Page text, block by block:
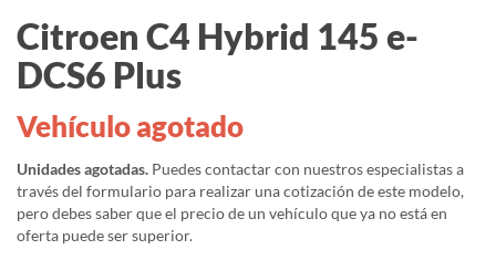
Citroen C4 Hybrid 145 e-
DCS6 Plus
Vehículo agotado
Unidades agotadas. Puedes contactar con nuestros especialistas a
través del formulario para realizar una cotización de este modelo,
pero debes saber que el precio de un vehículo que ya no está en
oferta puede ser superior.